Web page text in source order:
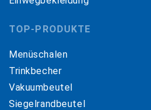
TOP-PRODUKTE
Menüschalen
Trinkbecher
Vakuumbeutel
Siegelrandbeutel